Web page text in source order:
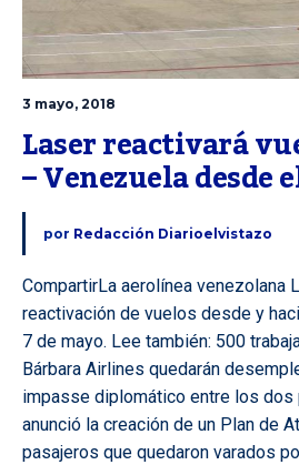
3 mayo, 2018
Laser reactivará
– Venezuela desde
por Redacción Diarioelvistazo
CompartirLa aerolínea venezolana
reactivación de vuelos desde y
7 de mayo. Lee también: 500
Bárbara Airlines quedarán
impasse diplomático entre los dos
anunció la creación de un Plan de
pasajeros que quedaron varados